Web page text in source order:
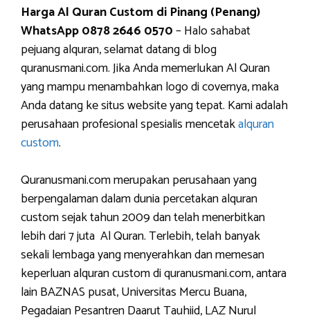
Harga Al Quran Custom di Pinang (Penang)
WhatsApp 0878 2646 0570– Halo sahabat
pejuang alquran, selamat datang di blog
quranusmani.com. Jika Anda memerlukan Al Quran
yang mampu menambahkan logo di covernya, maka
Anda datang ke situs website yang tepat. Kami adalah
perusahaan profesional spesialis mencetakalquran
custom.
Quranusmani.com merupakan perusahaan yang
berpengalaman dalam dunia percetakan alquran
custom sejak tahun 2009 dan telah menerbitkan
lebih dari 7 juta Al Quran. Terlebih, telah banyak
sekali lembaga yang menyerahkan dan memesan
keperluan alquran custom di quranusmani.com, antara
lain BAZNAS pusat, Universitas Mercu Buana,
Pegadaian Pesantren Daarut Tauhiid, LAZ Nurul